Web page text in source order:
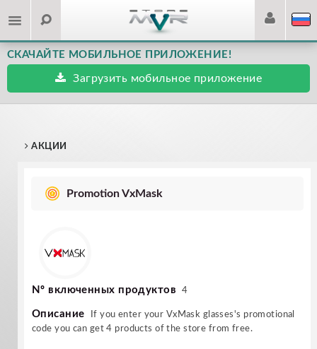
СКАЧАЙТЕ МОБИЛЬНОЕ ПРИЛОЖЕНИЕ!
Загрузить мобильное приложение
АКЦИИ
Promotion VxMask
Nº включенных продуктов 4
Описание
If you enter your VxMask glasses's promotional
code you can get 4 products of the store from free.